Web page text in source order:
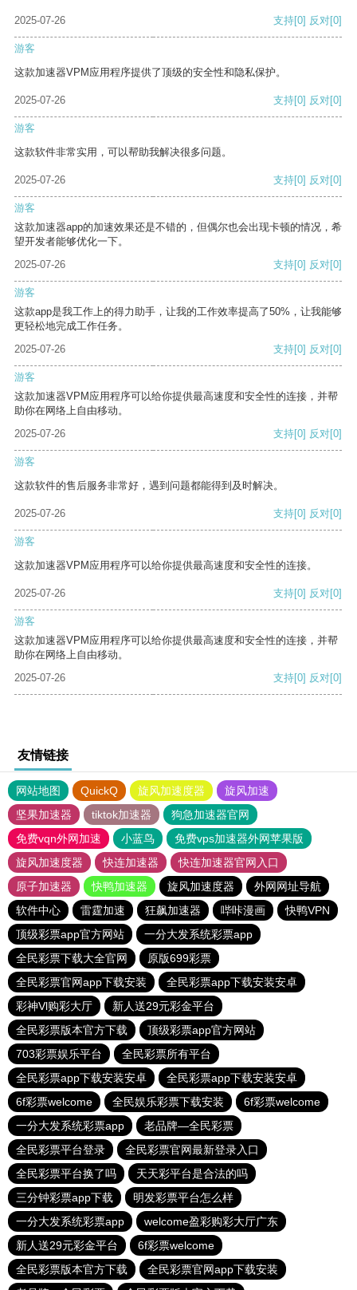
2025-07-26 支持[0] 反对[0]
游客
这款加速器VPM应用程序提供了顶级的安全性和隐私保护。
2025-07-26 支持[0] 反对[0]
游客
这款软件非常实用，可以帮助我解决很多问题。
2025-07-26 支持[0] 反对[0]
游客
这款加速器app的加速效果还是不错的，但偶尔也会出现卡顿的情况，希
望开发者能够优化一下。
2025-07-26
支持[0] 反对[0]
游客
这款app是我工作上的得力助手，让我的工作效率提高了50%，让我能够
更轻松地完成工作任务。
2025-07-26
支持[0] 反对[0]
游客
这款加速器VPM应用程序可以给你提供最高速度和安全性的连接，并帮
助你在网络上自由移动。
2025-07-26
支持[0] 反对[0]
游客
这款软件的售后服务非常好，遇到问题都能得到及时解决。
2025-07-26 支持[0] 反对[0]
游客
这款加速器VPM应用程序可以给你提供最高速度和安全性的连接。
2025-07-26 支持[0] 反对[0]
游客
这款加速器VPM应用程序可以给你提供最高速度和安全性的连接，并帮
助你在网络上自由移动。
2025-07-26
支持[0] 反对[0]
友情链接
网站地图 QuickQ 旋风加速度器
旋风加速
坚果加速器
tiktok加速器
狗急加速器官网
免费vqn外网加速
小蓝鸟
免费vps加速器外网苹果版
旋风加速度器
快连加速器
快连加速器官网入口
原子加速器
快鸭加速器 旋风加速度器
外网网址导航
软件中心
雷霆加速 狂飙加速器 哔咔漫画
快鸭VPN
顶级彩票app官方网站
一分大发系统彩票app
全民彩票下载大全官网
原版699彩票
全民彩票官网app下载安装
全民彩票app下载安装安卓
彩神Vl购彩大厅
新人送29元彩金平台
全民彩票版本官方下载
顶级彩票app官方网站
703彩票娱乐平台
全民彩票所有平台
全民彩票app下载安装安卓
全民彩票app下载安装安卓
6f彩票welcome
全民娱乐彩票下载安装
6f彩票welcome
一分大发系统彩票app
老品牌—全民彩票
全民彩票平台登录
全民彩票官网最新登录入口
全民彩票平台换了吗
天天彩平台是合法的吗
三分钟彩票app下载
明发彩票平台怎么样
一分大发系统彩票app
welcome盈彩购彩大厅广东
新人送29元彩金平台
6f彩票welcome
全民彩票版本官方下载
全民彩票官网app下载安装